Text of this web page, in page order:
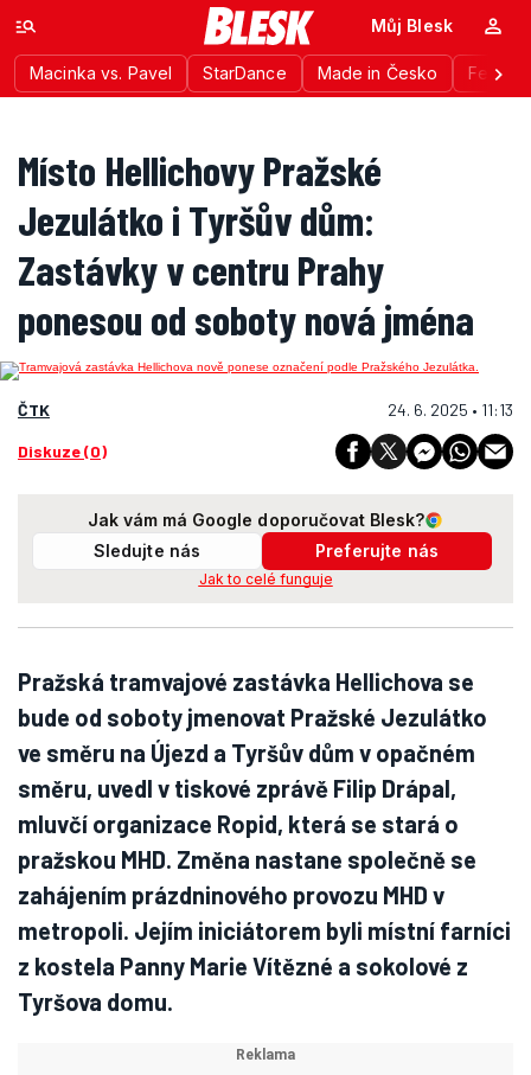
Macinka vs. Pavel StarDance Made in Česko
Můj Blesk
Místo Hellichovy Pražské
Jezulátko i Tyršův dům:
Zastávky v centru Prahy
ponesou od soboty nová jména
ČTK 24. 6. 2025 • 11:13
Diskuze (0)
Jak vám má Google doporučovat Blesk?
Sledujte nás
Preferujte nás
Jak to celé funguje
Pražská tramvajové zastávka Hellichova se
bude od soboty jmenovat Pražské Jezulátko
ve směru na Újezd a Tyršův dům v opačném
směru, uvedl v tiskové zprávě Filip Drápal,
mluvčí organizace Ropid, která se stará o
pražskou MHD. Změna nastane společně se
zahájením prázdninového provozu MHD v
metropoli. Jejím iniciátorem byli místní farníci
z kostela Panny Marie Vítězné a sokolové z
Tyršova domu.